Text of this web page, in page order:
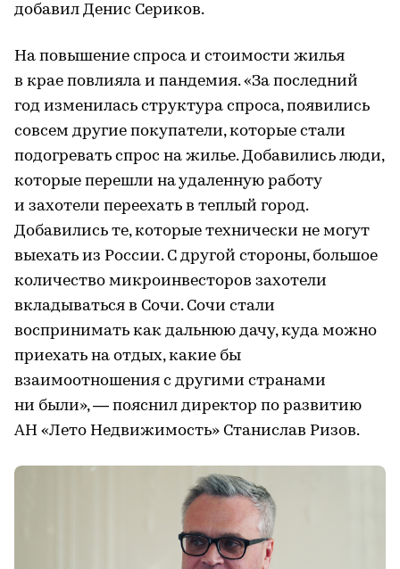
добавил Денис Сериков.
На повышение спроса и стоимости жилья
в крае повлияла и пандемия. «За последний
год изменилась структура спроса, появились
совсем другие покупатели, которые стали
подогревать спрос на жилье. Добавились люди,
которые перешли на удаленную работу
и захотели переехать в теплый город.
Добавились те, которые технически не могут
выехать из России. С другой стороны, большое
количество микроинвесторов захотели
вкладываться в Сочи. Сочи стали
воспринимать как дальнюю дачу, куда можно
приехать на отдых, какие бы
взаимоотношения с другими странами
ни были», — пояснил директор по развитию
АН «Лето Недвижимость» Станислав Ризов.